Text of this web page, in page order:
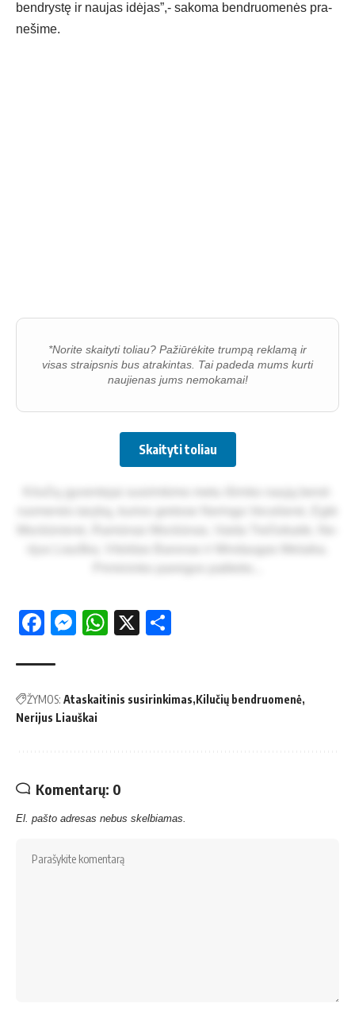
bend­rys­tę ir nau­jas idė­jas”,- sa­ko­ma bend­ruo­me­nės pra­
ne­ši­me.
*Norite skaityti toliau? Pažiūrėkite trumpą reklamą ir
visas straipsnis bus atrakintas. Tai padeda mums kurti
naujienas jums nemokamai!
Skaityti toliau
Facebook
Messenger
WhatsApp
X
ŽYMOS: Ataskaitinis susirinkimas Kilučių bendruomenė
Nerijus Liauškai
Komentarų: 0
El. pašto adresas nebus skelbiamas.